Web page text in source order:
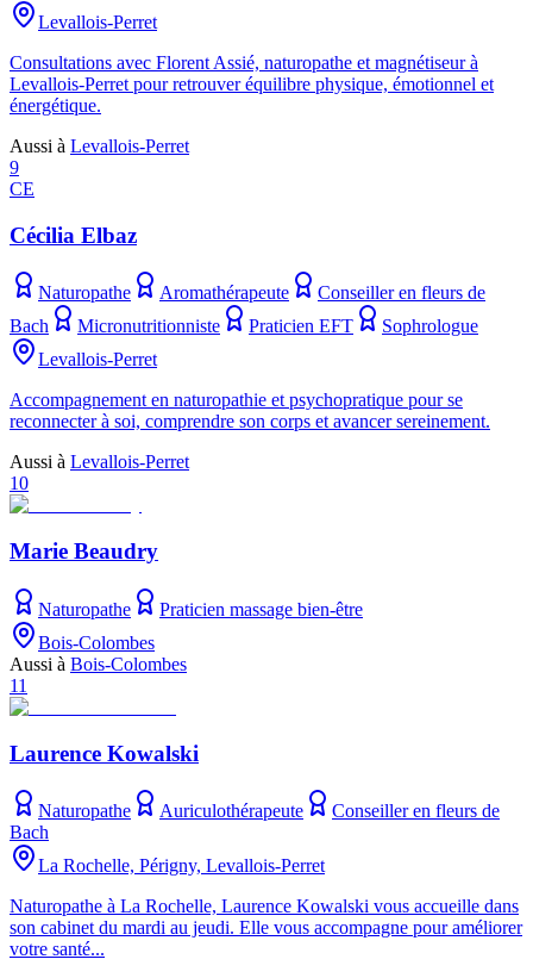
Levallois-Perret
Consultations avec Florent Assié, naturopathe et magnétiseur à
Levallois-Perret pour retrouver équilibre physique, émotionnel et
énergétique.
Aussi à Levallois-Perret
9
CE
Cécilia Elbaz
Naturopathe Aromathérapeute
Conseiller en fleurs de
Bach
Micronutritionniste Praticien EFT
Sophrologue
Levallois-Perret
Accompagnement en naturopathie et psychopratique pour se
reconnecter à soi, comprendre son corps et avancer sereinement.
Aussi à Levallois-Perret
10
Marie Beaudry
Naturopathe
Praticien massage bien-être
Bois-Colombes
Aussi à Bois-Colombes
11
Laurence Kowalski
Naturopathe Auriculothérapeute
Conseiller en fleurs de
Bach
La Rochelle, Périgny, Levallois-Perret
Naturopathe à La Rochelle, Laurence Kowalski vous accueille dans
son cabinet du mardi au jeudi. Elle vous accompagne pour améliorer
votre santé...